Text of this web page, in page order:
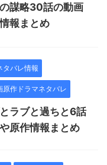
謀略30話の動画
報まとめ
タバレ情報
原作ドラマネタバレ
ラブと過ちと6話
原作情報まとめ